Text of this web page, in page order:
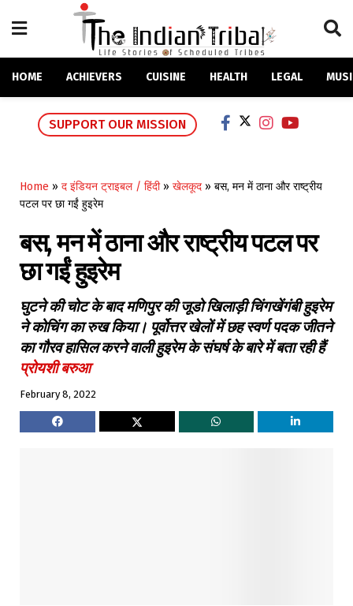
HOME ACHIEVERS CUISINE HEALTH LEGAL
SUPPORT OUR MISSION
Home » द इंडियन ट्राइबल / हिंदी» खेलकूद » बस, मन में ठाना और राष्ट्रीय
पटल पर छा गईं हुइरेम
बस, मन में ठाना और राष्ट्रीय पटल पर
छा गईं हुइरेम
घुटने की चोट के बाद मणिपुर की जूडो खिलाड़ी चिंगखेंगंबी हुइरेम
ने कोचिंग का रुख किया। पूर्वोत्तर खेलों में छह स्वर्ण पदक जीतने
का गौरव हासिल करने वाली हुइरेम के संघर्ष के बारे में बता रही हैं
प्रोयशी बरुआ
February 8, 2022